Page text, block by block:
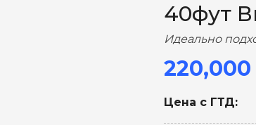
40фут
Идеально
Цена с ГТД: